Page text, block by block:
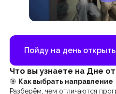
Пойду на день
Что вы узнаете на Дне
🎯 Как выбрать направление
Разберём, чем отличаются